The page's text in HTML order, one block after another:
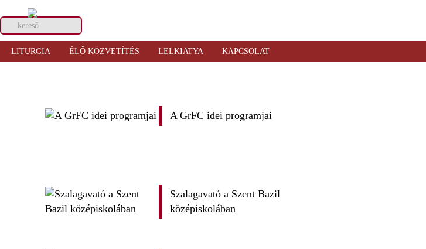
LITURGIA ÉLŐ KÖZVETÍTÉS LELKIATYA KAPCSOLAT
A GrFC idei programjai
Szalagavató a Szent Bazil
középiskolában